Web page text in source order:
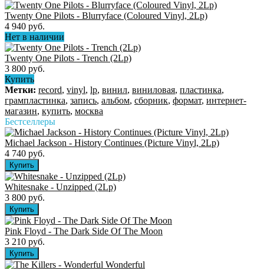
Twenty One Pilots - Blurryface (Coloured Vinyl, 2Lp)
4 940 руб.
Нет в наличии
Twenty One Pilots - Trench (2Lp)
3 800 руб.
Купить
Метки: record, vinyl, lp, винил, виниловая, пластинка,
грампластинка, запись, альбом, сборник, формат, интернет-
магазин, купить, москва
Бестселлеры
Michael Jackson - History Continues (Picture Vinyl, 2Lp)
4 740 руб.
Whitesnake - Unzipped (2Lp)
3 800 руб.
Pink Floyd - The Dark Side Of The Moon
3 210 руб.